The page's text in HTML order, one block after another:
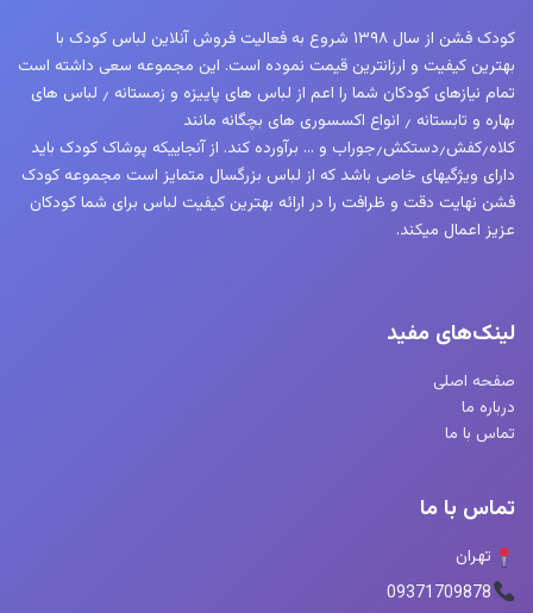
کودک فشن از سال ۱۳۹۸ شروع به فعالیت فروش آنلاین لباس کودک با
بهترین کیفیت و ارزانترین قیمت نموده است. این مجموعه سعی داشته است
تمام نیازهای کودکان شما را اعم از لباس های پاییزه و زمستانه ٫ لباس های
بهاره و تابستانه ٫ انواع اکسسوری های بچگانه مانند
کلاه٫کفش٫دستکش٫جوراب و … برآورده کند. از آنجاییکه پوشاک کودک باید
دارای ویژگیهای خاصی باشد که از لباس بزرگسال متمایز است مجموعه کودک
فشن نهایت دقت و ظرافت را در ارائه بهترین کیفیت لباس برای شما کودکان
عزیز اعمال میکند.
لینک‌های مفید
صفحه اصلی
درباره ما
تماس با ما
تماس با ما
تهران
09371709878